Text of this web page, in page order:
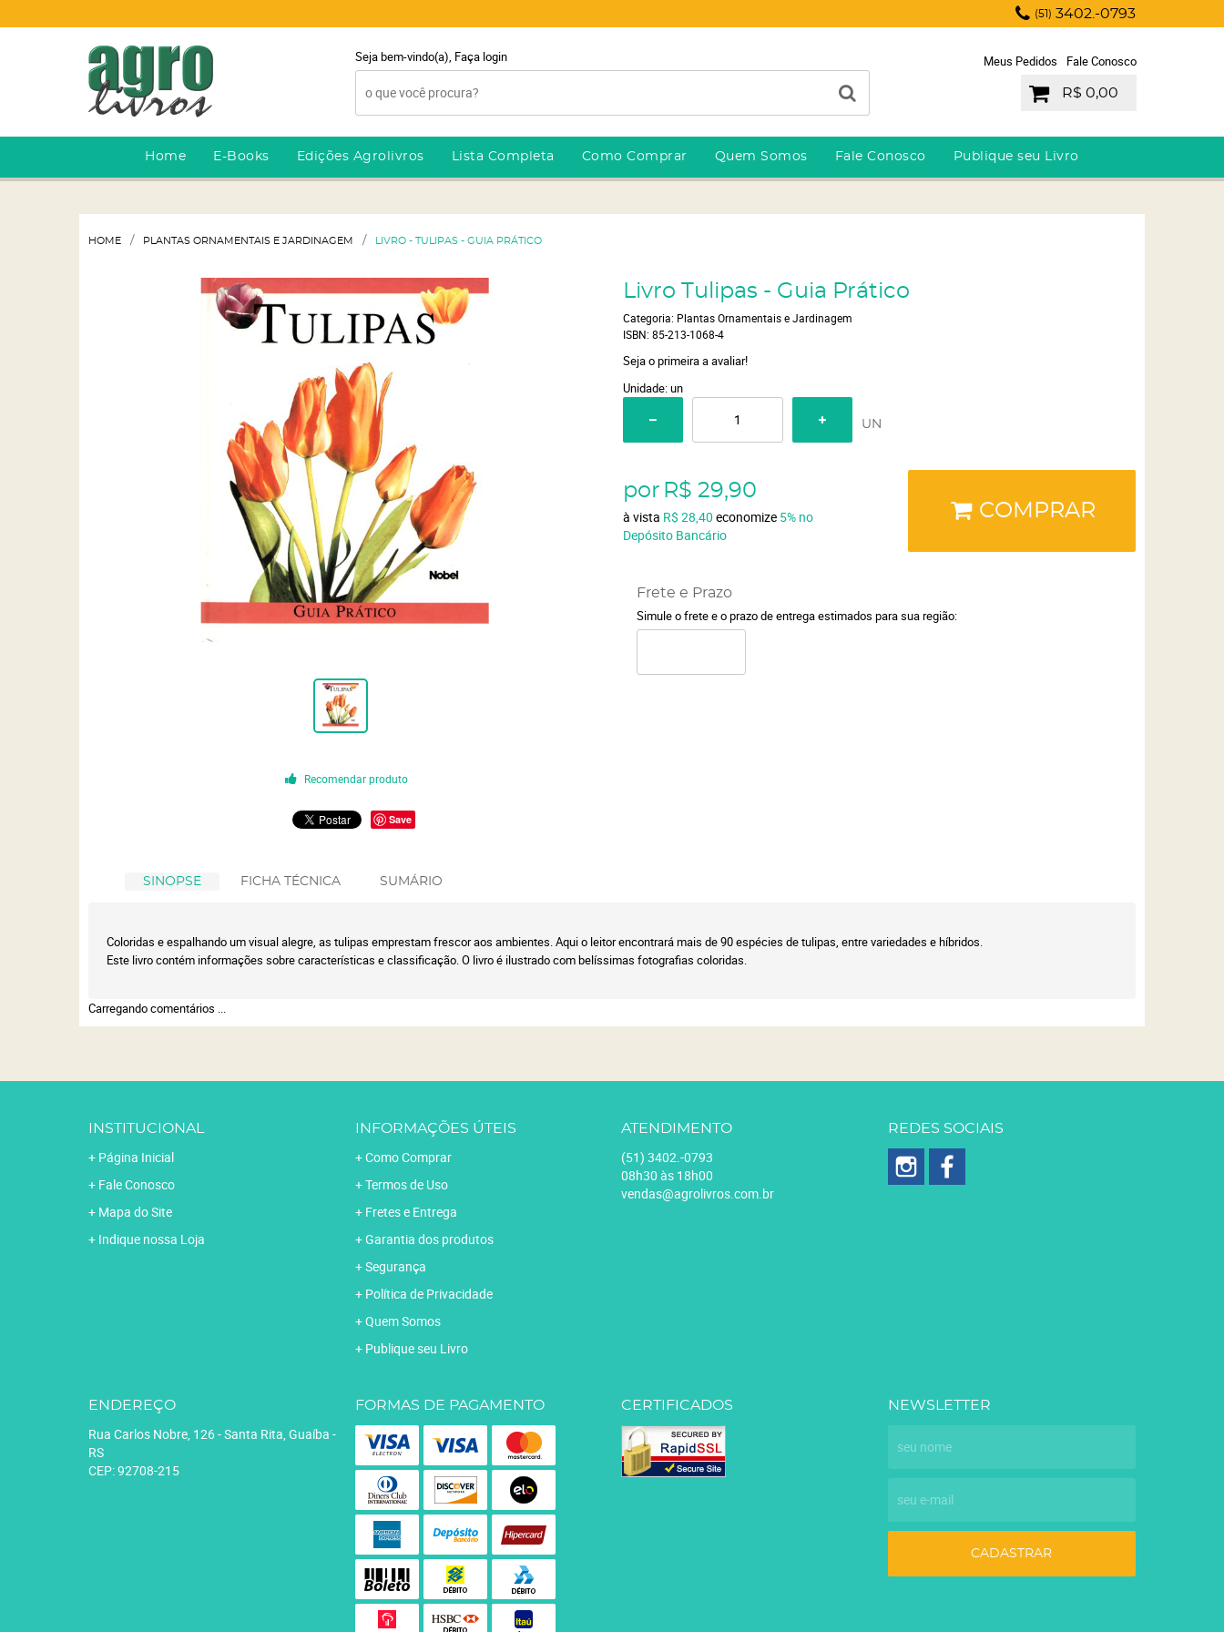
(51) 3402.-0793
Seja bem-vindo(a), Faça login Meus Pedidos Fale Conosco
R$ 0,00
Home E-Books Edições Agrolivros Lista Completa Como Comprar Quem Somos Fale Conosco Publique seu Livro
HOME PLANTAS ORNAMENTAIS E JARDINAGEM LIVRO - TULIPAS - GUIA PRÁTICO
Recomendar produto
Save
Livro Tulipas - Guia Prático
Categoria: Plantas Ornamentais e Jardinagem
ISBN: 85-213-1068-4
Seja o primeira a avaliar!
Unidade: un
UN
por R$ 29,90
à vista R$ 28,40 economize 5% no
Depósito Bancário
COMPRAR
Frete e Prazo
Simule o frete e o prazo de entrega estimados para sua região:
SINOPSE FICHA TÉCNICA SUMÁRIO
Coloridas e espalhando um visual alegre, as tulipas emprestam frescor aos ambientes. Aqui o leitor encontrará mais de 90 espécies de tulipas, entre variedades e híbridos.
Este livro contém informações sobre características e classificação. O livro é ilustrado com belíssimas fotografias coloridas.
Carregando comentários ...
INSTITUCIONAL
Página Inicial
Fale Conosco
Mapa do Site
Indique nossa Loja
INFORMAÇÕES ÚTEIS
Como Comprar
Termos de Uso
Fretes e Entrega
Garantia dos produtos
Segurança
Política de Privacidade
Quem Somos
Publique seu Livro
ATENDIMENTO
(51) 3402.-0793
08h30 às 18h00
vendas@agrolivros.com.br
REDES SOCIAIS
ENDEREÇO
Rua Carlos Nobre, 126-Santa Rita, Guaíba -
RS
CEP: 92708-215
FORMAS DE PAGAMENTO CERTIFICADOS NEWSLETTER
CADASTRAR